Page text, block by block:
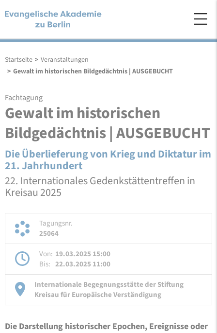
Startseite > Veranstaltungen
> Gewalt im historischen Bildgedächtnis | AUSGEBUCHT
Fachtagung
Gewalt im historischen
Bildgedächtnis | AUSGEBUCHT
Die Überlieferung von Krieg und Diktatur im
21. Jahrhundert
22. Internationales Gedenkstättentreffen in
Kreisau 2025
Tagungsnr.
25064
Von: 19.03.2025 15:00
Bis: 22.03.2025 11:00
Internationale Begegnungsstätte der Stiftung
Kreisau für Europäische Verständigung
Die Darstellung historischer Epochen, Ereignisse oder